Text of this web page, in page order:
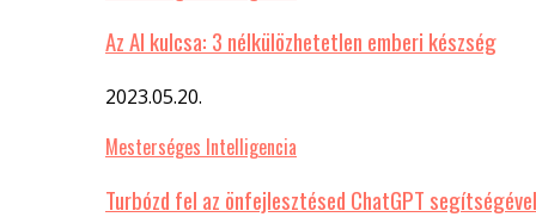
Az AI kulcsa: 3 nélkülözhetetlen emberi készség
2023.05.20.
Mesterséges Intelligencia
Turbózd fel az önfejlesztésed ChatGPT